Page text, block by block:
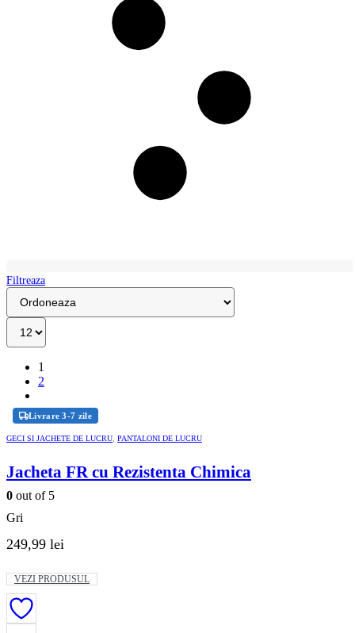
Filtreaza
1
2
Livrare 3-7 zile
GECI SI JACHETE DE LUCRU, PANTALONI DE LUCRU
Jacheta FR cu Rezistenta Chimica
0 out of 5
Gri
249,99 lei
VEZI PRODUSUL
Acest
produs